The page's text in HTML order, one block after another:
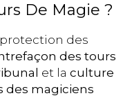
De Magie ?
des
des tours
et la culture
des magiciens